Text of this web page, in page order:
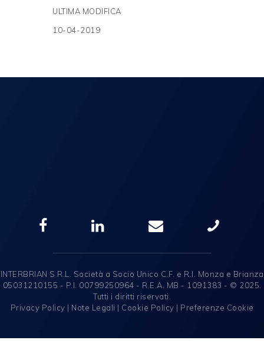
ULTIMA MODIFICA
10-04-2019
INTERBRIAN S.R.L. Società a Socio Unico C.F. e R.I. Monza e Brianza
05031210155 - P.I. 00799250964 - R.E.A. MB - 1091383 - © 2025.
Tutti i diritti riservati.
Privacy Policy | Note Legali | Cookie Policy | Preferenze Cookie